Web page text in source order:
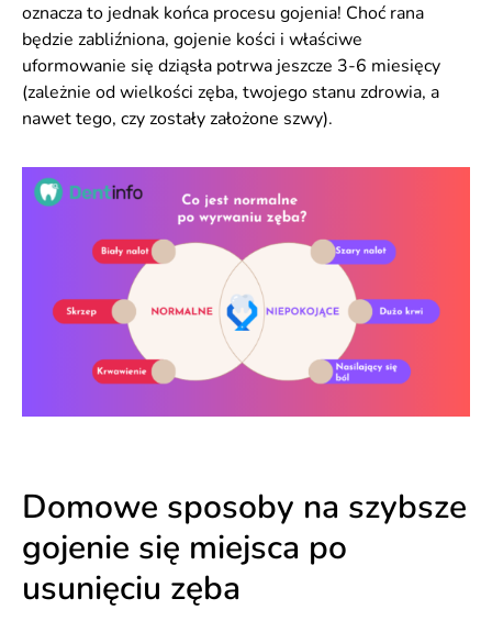
oznacza to jednak końca procesu gojenia! Choć rana
będzie zabliźniona, gojenie kości i właściwe
uformowanie się dziąsła potrwa jeszcze 3-6 miesięcy
(zależnie od wielkości zęba, twojego stanu zdrowia, a
nawet tego, czy zostały założone szwy).
Domowe sposoby na szybsze
gojenie się miejsca po
usunięciu zęba